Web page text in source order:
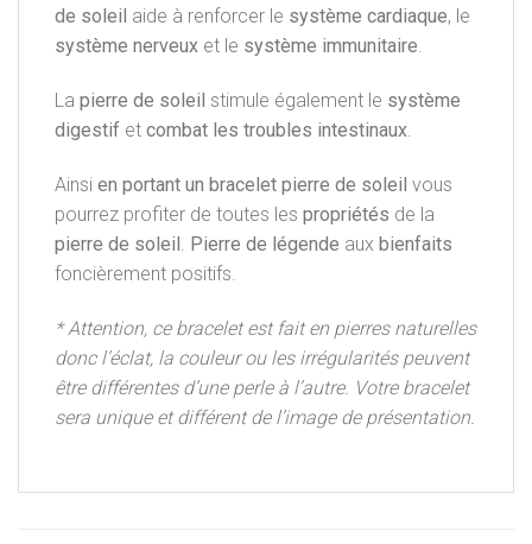
de soleil aide à renforcer le système cardiaque, le
système nerveux et le système immunitaire.
La pierre de soleil stimule également le système
digestif et combat les troubles intestinaux.
Ainsi en portant un bracelet pierre de soleil vous
pourrez profiter de toutes les propriétés de la
pierre de soleil Pierre de légende aux bienfaits
foncièrement positifs.
* Attention, ce bracelet est fait en pierres naturelles
donc l’éclat, la couleur ou les irrégularités peuvent
être différentes d’une perle à l’autre. Votre bracelet
sera unique et différent de l’image de présentation.